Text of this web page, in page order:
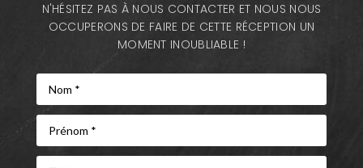
N'HÉSITEZ PAS À NOUS CONTACTER ET NOUS NOUS
OCCUPERONS DE FAIRE DE CETTE RÉCEPTION UN
MOMENT INOUBLIABLE !